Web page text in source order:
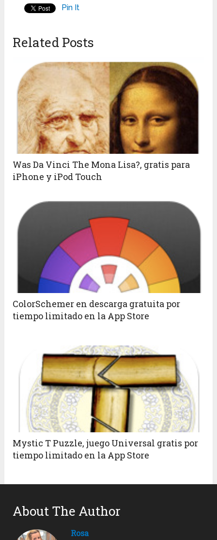
Pin It
Related Posts
Was Da Vinci The Mona Lisa?, gratis para
iPhone y iPod Touch
ColorSchemer en descarga gratuita por
tiempo limitado en la App Store
Mystic T Puzzle, juego Universal gratis por
tiempo limitado en la App Store
About The Author
Rosa